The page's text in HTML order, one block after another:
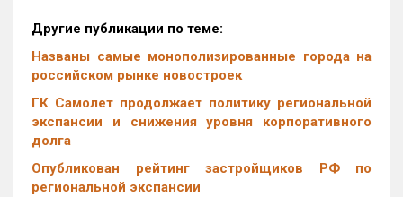
Другие публикации по теме:
Названы самые монополизированные города на
российском рынке новостроек
ГК Самолет продолжает политику региональной
экспансии и снижения уровня корпоративного
долга
Опубликован рейтинг застройщиков РФ по
региональной экспансии